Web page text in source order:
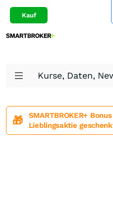
Kauf
Kurse, Daten,
🎁
SMARTBROKER+
Lieblingsaktie